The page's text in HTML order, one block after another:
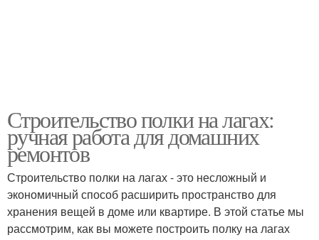
Строительство полки на лагах:
ручная работа для домашних
ремонтов
Строительство полки на лагах - это несложный и
экономичный способ расширить пространство для
хранения вещей в доме или квартире. В этой статье мы
рассмотрим, как вы можете построить полку на лагах